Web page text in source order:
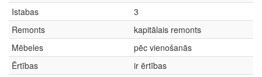
Istabas
3
Remonts
kapitālais remonts
Mēbeles
pēc vienošanās
Ērtības
ir ērtības